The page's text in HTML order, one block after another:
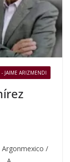
JAIME ARIZMENDI
Argonmexico /